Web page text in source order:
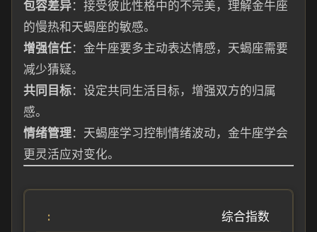
包容差异：接受彼此性格中的不完美，理解金牛座
的慢热和天蝎座的敏感。
增强信任：金牛座要多主动表达情感，天蝎座需要
减少猜疑。
共同目标：设定共同生活目标，增强双方的归属
感。
情绪管理：天蝎座学习控制情绪波动，金牛座学会
更灵活应对变化。
综合指数